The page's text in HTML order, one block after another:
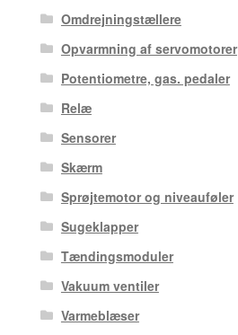
Omdrejningstællere
Opvarmning af servomotorer
Potentiometre, gas. pedaler
Relæ
Sensorer
Skærm
Sprøjtemotor og niveauføler
Sugeklapper
Tændingsmoduler
Vakuum ventiler
Varmeblæser